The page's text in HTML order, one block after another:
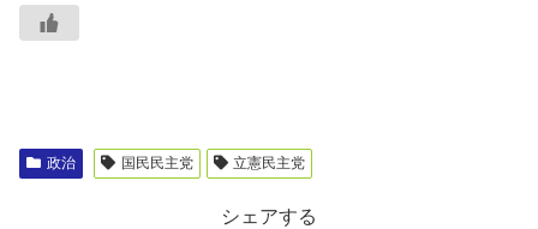
政治 国民民主党 立憲民主党
シェアする